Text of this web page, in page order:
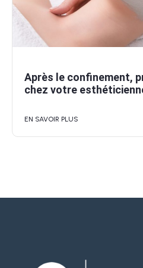
Après le confinement,
chez votre
EN SAVOIR PLUS